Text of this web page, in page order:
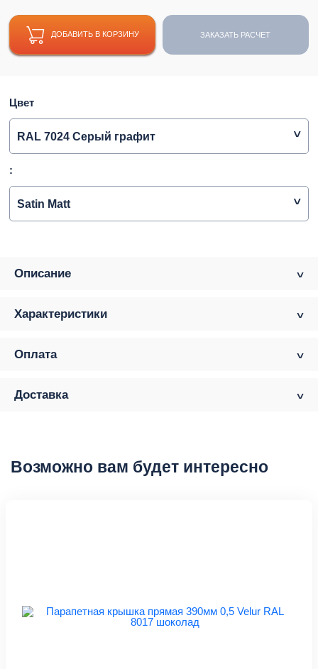
ДОБАВИТЬ В КОРЗИНУ ЗАКАЗАТЬ РАСЧЕТ
Цвет
RAL 7024 Серый графит
:
Satin Matt
Описание
Характеристики
Оплата
Доставка
Возможно вам будет интересно